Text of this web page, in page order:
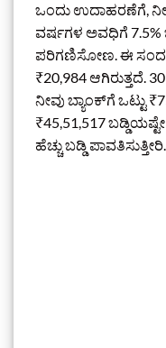
ಒಂದು ಉದಾಹರಣೆಗೆ,
ವರ್ಷಗಳ ಅವಧಿಗೆ 7.5%
ಪರಿಗಣಿಸೋಣ. ಈ
₹20,984 ಆಗಿರುತ್ತದೆ.
ನೀವು ಬ್ಯಾಂಕ್‌ಗೆ ಒಟ್ಟು
₹45,51,517
ಹೆಚ್ಚು ಬಡ್ಡಿ ಪಾವತಿಸುತ್ತೀರಿ.